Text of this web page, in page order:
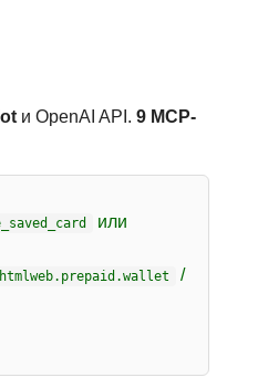
и OpenAI API. 9 MCP-
или
htmlweb.prepaid.wallet /